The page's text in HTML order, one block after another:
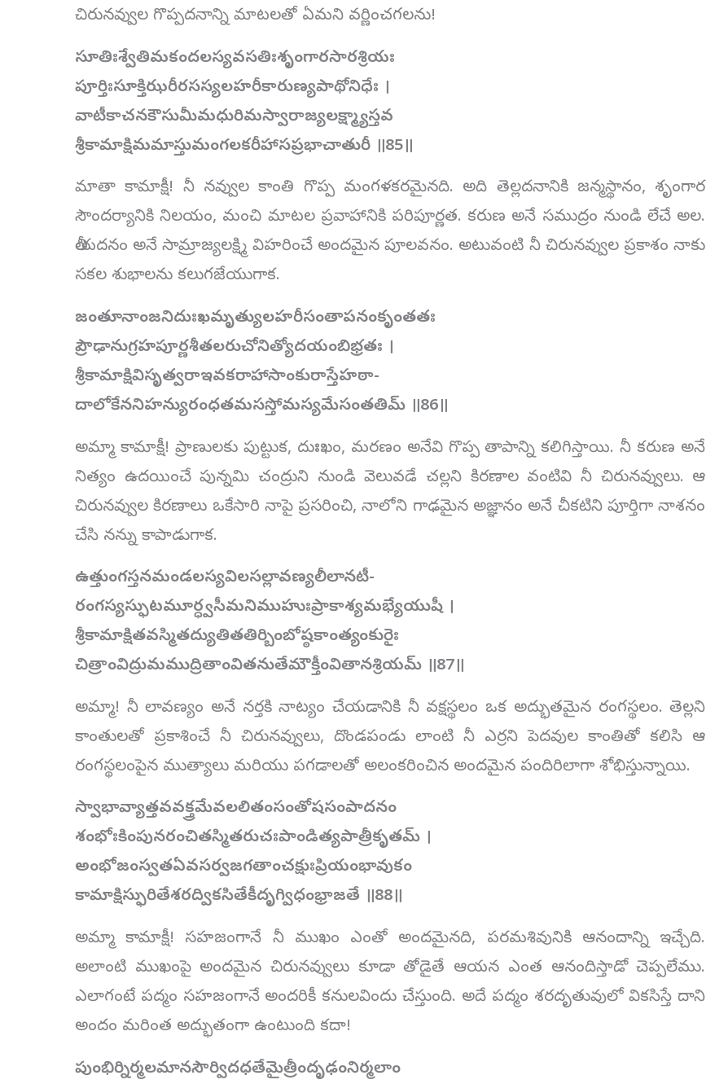
చిరునవ్వుల గొప్పదనాన్ని మాటలతో ఏమని వర్ణించగలను!
సూతిఃశ్వేతిమకందలస్యవసతిఃశృంగారసారశ్రియః
పూర్తిఃసూక్తిఝరీరసస్యలహరీకారుణ్యపాథోనిధేః ।
వాటీకాచనకౌసుమీమధురిమస్వారాజ్యలక్ష్మ్యాస్తవ
శ్రీకామాక్షిమమాస్తుమంగలకరీహాసప్రభాచాతురీ ॥85॥
మాతా కామాక్షీ! నీ నవ్వుల కాంతి గొప్ప మంగళకరమైనది. అది తెల్లదనానికి జన్మస్థానం, శృంగార
సౌందర్యానికి నిలయం, మంచి మాటల ప్రవాహానికి పరిపూర్ణత. కరుణ అనే సముద్రం నుండి లేచే అల.
తీయదనం అనే సామ్రాజ్యలక్ష్మి విహరించే అందమైన పూలవనం. అటువంటి నీ చిరునవ్వుల ప్రకాశం నాకు
సకల శుభాలను కలుగజేయుగాక.
జంతూనాంజనిదుఃఖమృత్యులహరీసంతాపనంకృంతతః
ప్రౌఢానుగ్రహపూర్ణశీతలరుచోనిత్యోదయంబిభ్రతః ।
శ్రీకామాక్షివిసృత్వరాఇవకరాహాసాంకురాస్తేహఠా-
దాలోకేననిహన్యురంధతమసస్తోమస్యమేసంతతిమ్ ॥86॥
అమ్మా కామాక్షీ! ప్రాణులకు పుట్టుక, దుఃఖం, మరణం అనేవి గొప్ప తాపాన్ని కలిగిస్తాయి. నీ కరుణ అనే
నిత్యం ఉదయించే పున్నమి చంద్రుని నుండి వెలువడే చల్లని కిరణాల వంటివి నీ చిరునవ్వులు. ఆ
చిరునవ్వుల కిరణాలు ఒకేసారి నాపై ప్రసరించి, నాలోని గాఢమైన అజ్ఞానం అనే చీకటిని పూర్తిగా నాశనం
చేసి నన్ను కాపాడుగాక.
ఉత్తుంగస్తనమండలస్యవిలసల్లావణ్యలీలానటీ-
రంగస్యస్ఫుటమూర్ధ్వసీమనిముహుఃప్రాకాశ్యమభ్యేయుషీ ।
శ్రీకామాక్షితవస్మితద్యుతితతిర్బింబోష్ఠకాంత్యంకురైః
చిత్రాంవిద్రుమముద్రితాంవితనుతేమౌక్తీంవితానశ్రియమ్ ॥87॥
అమ్మా! నీ లావణ్యం అనే నర్తకి నాట్యం చేయడానికి నీ వక్షస్థలం ఒక అద్భుతమైన రంగస్థలం. తెల్లని
కాంతులతో ప్రకాశించే నీ చిరునవ్వులు, దొండపండు లాంటి నీ ఎర్రని పెదవుల కాంతితో కలిసి ఆ
రంగస్థలంపైన ముత్యాలు మరియు పగడాలతో అలంకరించిన అందమైన పందిరిలాగా శోభిస్తున్నాయి.
స్వాభావ్యాత్తవవక్త్రమేవలలితంసంతోషసంపాదనం
శంభోఃకింపునరంచితస్మితరుచఃపాండిత్యపాత్రీకృతమ్ ।
అంభోజంస్వతఏవసర్వజగతాంచక్షుఃప్రియంభావుకం
కామాక్షిస్ఫురితేశరద్వికసితేకీదృగ్విధంభ్రాజతే ॥88॥
అమ్మా కామాక్షీ! సహజంగానే నీ ముఖం ఎంతో అందమైనది, పరమశివునికి ఆనందాన్ని ఇచ్చేది.
అలాంటి ముఖంపై అందమైన చిరునవ్వులు కూడా తోడైతే ఆయన ఎంత ఆనందిస్తాడో చెప్పలేము.
ఎలాగంటే పద్మం సహజంగానే అందరికీ కనులవిందు చేస్తుంది. అదే పద్మం శరదృతువులో వికసిస్తే దాని
అందం మరింత అద్భుతంగా ఉంటుంది కదా!
పుంభిర్నిర్మలమానసౌర్విదధతేమైత్రీందృఢంనిర్మలాం